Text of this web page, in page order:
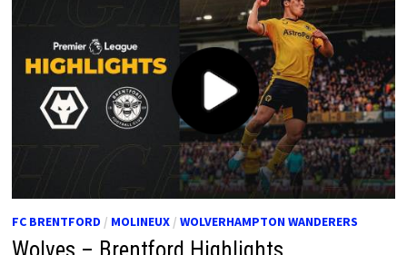
FC BRENTFORD / MOLINEUX/ WOLVERHAMPTON WANDERERS